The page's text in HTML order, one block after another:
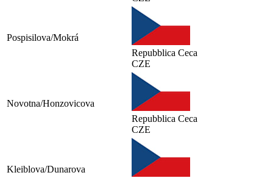
Pospisilova/Mokrá
Repubblica Ceca
CZE
Novotna/Honzovicova
Repubblica Ceca
CZE
Kleiblova/Dunarova